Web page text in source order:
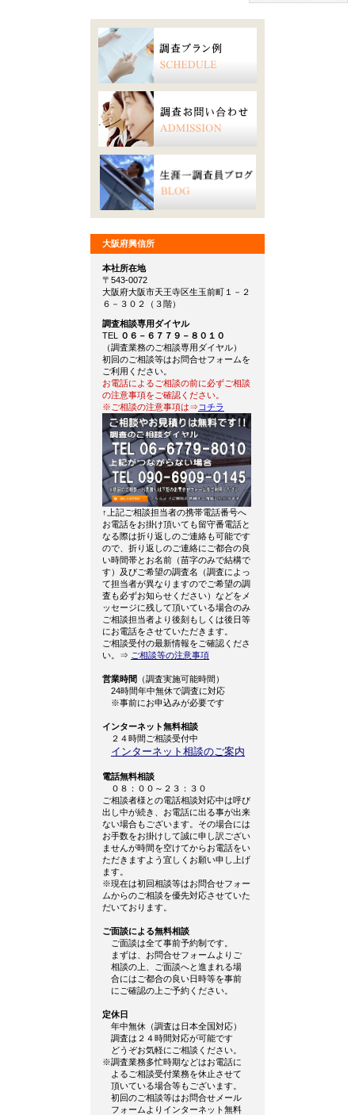
大阪府興信所
本社所在地
〒543-0072
大阪府大阪市天王寺区生玉前町１－２
６－３０２（３階）
調査相談専用ダイヤル
TEL
０６－６７７９－８０１０
（調査業務のご相談専用ダイヤル）
初回のご相談等はお問合せフォームを
ご利用ください。
お電話によるご相談の前に必ずご相談
の注意事項をご確認ください。
※ご相談の注意事項は⇒ コチラ
↑上記ご相談担当者の携帯電話番号へ
お電話をお掛け頂いても留守番電話と
なる際は折り返しのご連絡も可能です
ので、折り返しのご連絡にご都合の良
い時間帯とお名前（苗字のみで結構で
す）及びご希望の調査名（調査によっ
て担当者が異なりますのでご希望の調
査も必ずお知らせください）などをメ
ッセージに残して頂いている場合のみ
ご相談担当者より後刻もしくは後日等
にお電話をさせていただきます。
ご相談受付の最新情報をご確認くださ
い。⇒ ご相談等の注意事項
営業時間 （調査実施可能時間）
24時間年中無休で調査に対応
※事前にお申込みが必要です
インターネット無料相談
２４時間ご相談受付中
インターネット相談のご案内
電話無料相談
０８：００～２３：３０
ご相談者様との電話相談対応中は呼び
出し中が続き、お電話に出る事が出来
ない場合もございます。その場合には
お手数をお掛けして誠に申し訳ござい
ませんが時間を空けてからお電話をい
ただきますよう宜しくお願い申し上げ
ます。
※現在は初回相談等はお問合せフォー
ムからのご相談を優先対応させていた
だいております。
ご面談による無料相談
ご面談は全て事前予約制です。
まずは、お問合せフォームよりご
相談の上、ご面談へと進まれる場
合にはご都合の良い日時等を事前
にご確認の上ご予約ください。
定休日
年中無休（調査は日本全国対応）
調査は２４時間対応が可能です
どうぞお気軽にご相談ください。
※調査業務多忙時期などはお電話に
よるご相談受付業務を休止させて
頂いている場合等もございます。
初回のご相談等はお問合せメール
フォームよりインターネット無料